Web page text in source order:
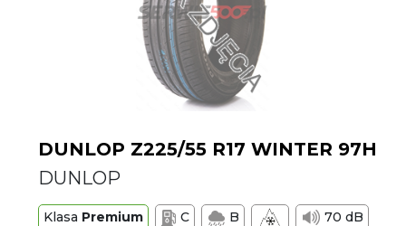
DUNLOP Z225/55 R17 WINTER 97H
DUNLOP
Klasa Premium C B
70 dB